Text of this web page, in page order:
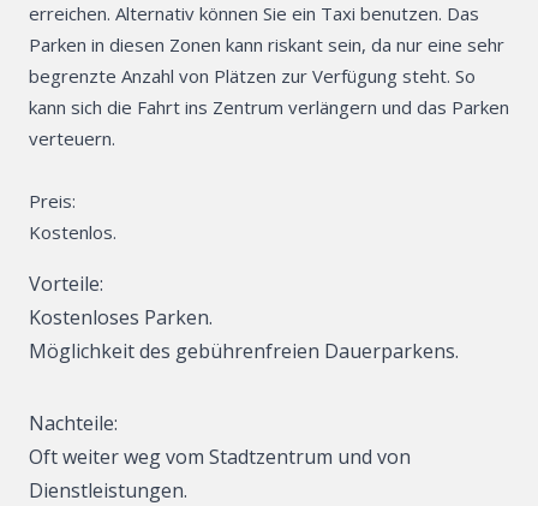
erreichen. Alternativ können Sie ein Taxi benutzen. Das
Parken in diesen Zonen kann riskant sein, da nur eine sehr
begrenzte Anzahl von Plätzen zur Verfügung steht. So
kann sich die Fahrt ins Zentrum verlängern und das Parken
verteuern.
Preis:
Kostenlos.
Vorteile:
Kostenloses Parken.
Möglichkeit des gebührenfreien Dauerparkens.
Nachteile:
Oft weiter weg vom Stadtzentrum und von
Dienstleistungen.